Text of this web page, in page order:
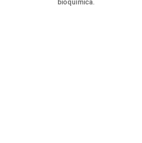
bioquímica.